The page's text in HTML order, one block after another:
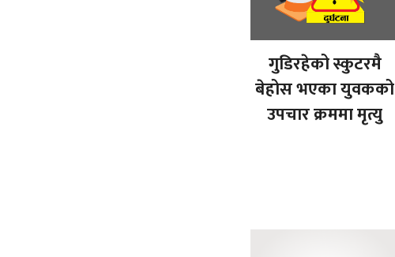
गुडिरहेको स्कुटरमै
बेहोस भएका युवकको
उपचार क्रममा मृत्यु